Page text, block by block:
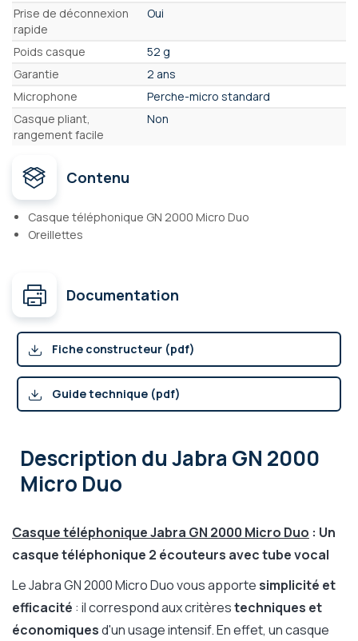
Prise de déconnexion
rapide
Oui
Poids casque
52 g
Garantie
2 ans
Microphone
Perche-micro standard
Casque pliant,
rangement facile
Non
Contenu
Casque téléphonique GN 2000 Micro Duo
Oreillettes
Documentation
Fiche constructeur (pdf)
Guide technique (pdf)
Description du Jabra GN 2000
Micro Duo
Casque téléphonique Jabra GN 2000 Micro Duo : Un
casque téléphonique 2 écouteurs avec tube vocal
Le Jabra GN 2000 Micro Duo vous apportesimplicité et
efficacité : il correspond aux critèrestechniques et
économiquesd'un usage intensif. En effet, un casque